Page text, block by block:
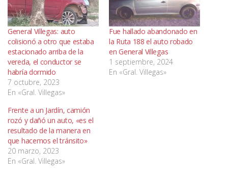
General Villegas: auto
colisionó a otro que estaba
estacionado arriba de la
vereda, el conductor se
habría dormido
7 octubre, 2023
En «Gral. Villegas»
Fue hallado abandonado en
la Ruta 188 el auto robado
en General Villegas
1 septiembre, 2024
En «Gral. Villegas»
Frente a un Jardín, camión
rozó y dañó un auto, «es el
resultado de la manera en
que hacemos el tránsito»
20 marzo, 2023
En «Gral. Villegas»